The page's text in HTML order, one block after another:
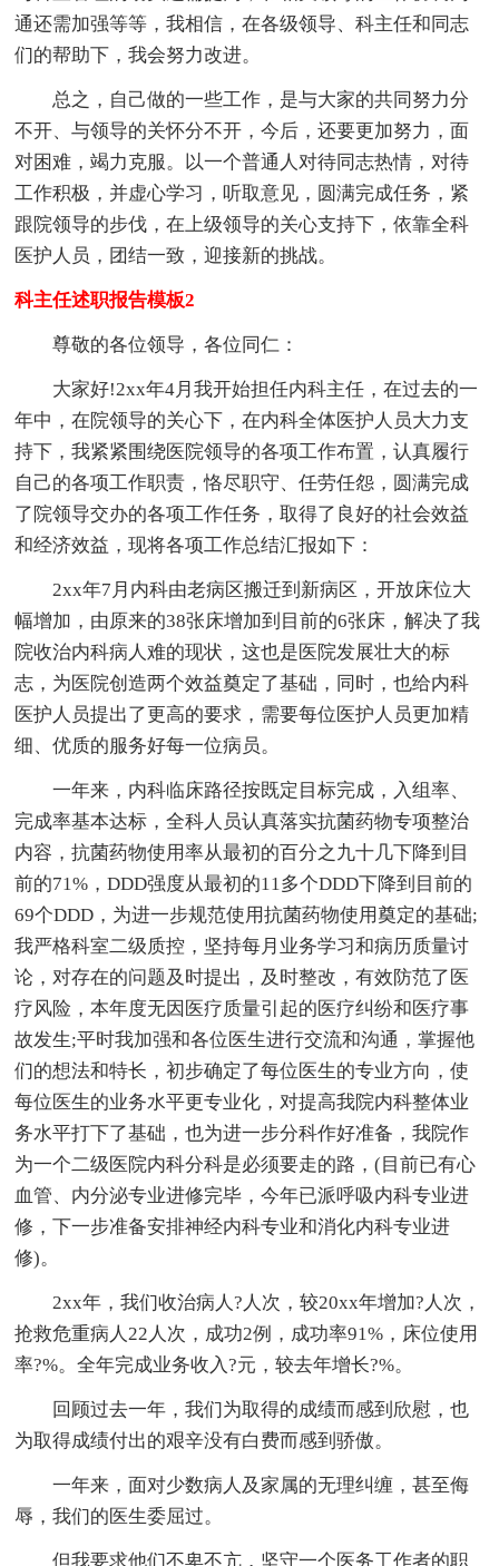
通还需加强等等，我相信，在各级领导、科主任和同志
们的帮助下，我会努力改进。
总之，自己做的一些工作，是与大家的共同努力分
不开、与领导的关怀分不开，今后，还要更加努力，面
对困难，竭力克服。以一个普通人对待同志热情，对待
工作积极，并虚心学习，听取意见，圆满完成任务，紧
跟院领导的步伐，在上级领导的关心支持下，依靠全科
医护人员，团结一致，迎接新的挑战。
科主任述职报告模板2
尊敬的各位领导，各位同仁：
大家好!2xx年4月我开始担任内科主任，在过去的一
年中，在院领导的关心下，在内科全体医护人员大力支
持下，我紧紧围绕医院领导的各项工作布置，认真履行
自己的各项工作职责，恪尽职守、任劳任怨，圆满完成
了院领导交办的各项工作任务，取得了良好的社会效益
和经济效益，现将各项工作总结汇报如下：
2xx年7月内科由老病区搬迁到新病区，开放床位大
幅增加，由原来的38张床增加到目前的6张床，解决了我
院收治内科病人难的现状，这也是医院发展壮大的标
志，为医院创造两个效益奠定了基础，同时，也给内科
医护人员提出了更高的要求，需要每位医护人员更加精
细、优质的服务好每一位病员。
一年来，内科临床路径按既定目标完成，入组率、
完成率基本达标，全科人员认真落实抗菌药物专项整治
内容，抗菌药物使用率从最初的百分之九十几下降到目
前的71%，DDD强度从最初的11多个DDD下降到目前的
69个DDD，为进一步规范使用抗菌药物使用奠定的基础;
我严格科室二级质控，坚持每月业务学习和病历质量讨
论，对存在的问题及时提出，及时整改，有效防范了医
疗风险，本年度无因医疗质量引起的医疗纠纷和医疗事
故发生;平时我加强和各位医生进行交流和沟通，掌握他
们的想法和特长，初步确定了每位医生的专业方向，使
每位医生的业务水平更专业化，对提高我院内科整体业
务水平打下了基础，也为进一步分科作好准备，我院作
为一个二级医院内科分科是必须要走的路，(目前已有心
血管、内分泌专业进修完毕，今年已派呼吸内科专业进
修，下一步准备安排神经内科专业和消化内科专业进
修)。
2xx年，我们收治病人?人次，较20xx年增加?人次，
抢救危重病人22人次，成功2例，成功率91%，床位使用
率?%。全年完成业务收入?元，较去年增长?%。
回顾过去一年，我们为取得的成绩而感到欣慰，也
为取得成绩付出的艰辛没有白费而感到骄傲。
一年来，面对少数病人及家属的无理纠缠，甚至侮
辱，我们的医生委屈过。
但我要求他们不卑不亢，坚守一个医务工作者的职